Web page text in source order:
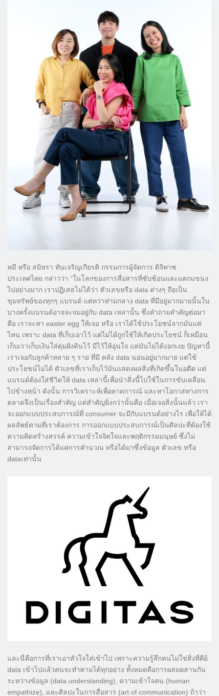
หมี หรือ สมิหรา ทันเจริญเกียรติ กรรมการผู้จัดการ ดิจิทาซ
ประเทศไทย กล่าวว่า “ในโลกของการสื่อสารที่ซับซ้อนและแตกแขนง
ไปอย่างมาก เราปฏิเสธไม่ได้ว่า ตัวเลขหรือ data ต่างๆ ถือเป็น
ขุมทรัพย์ของทุกๆ แบรนด์ แต่ทว่าท่ามกลาง data ที่มีอยู่มากมายนั้นใน
บางครั้งแบรนด์อาจจะจมอยู่กับ data เหล่านั้น ซึ่งคำถามสำคัญต่อมา
คือ เราจะหา easter egg ให้เจอ หรือ เราได้ใช้ประโยชน์จากมันแค่
ไหน เพราะ data ที่เก็บเอาไว้ แต่ไม่ได้ถูกใช้ให้เกิดประโยชน์ ก็เหมือน
เก็บเราเก็บเงินใส่ตุ่มฝังดินไว้ มีไว้ให้อุ่นใจ แต่มันไม่ได้งอกเงย ปัญหานี้
เราเจอกับลูกค้าหลาย ๆ ราย ที่มี คลัง data นอนอยู่มากมาย แต่ใช้
ประโยชน์ไม่ได้ ตัวเลขที่เราเก็บไว้มันแสดงผลสิ่งที่เกิดขึ้นในอดีต แต่
แบรนด์ต้องใส่ชีวิตให้ data เหล่านี้เพื่อนำสิ่งนี้ไปใช้ในการขับเคลื่อน
ไปข้างหน้า ดังนั้น การวิเคราะห์เพื่อคาดการณ์ และหาโอกาสทางการ
ตลาดจึงเป็นเรื่องสำคัญ แต่สำคัญยิ่งกว่านั้นคือ เมื่อเจอสิ่งนั้นแล้ว เรา
จะออกแบบประสบการณ์ที่ consumer จะมีกับแบรนด์อย่างไร เพื่อให้ได้
ผลลัพธ์ตามที่เราต้องการ การออกแบบประสบการณ์เป็นศิลปะที่ต้องใช้
ความคิดสร้างสรรค์ ความเข้าใจจิตใจและพฤติกรรมมนุษย์ ซึ่งไม่
สามารถจัดการได้แค่การคำนวณ หรือได้มาซึ่งข้อมูล ตัวเลข หรือ
dataเท่านั้น
และนี่คือการที่เราเอาหัวใจใส่เข้าไป เพราะความรู้สึกคนไม่ใช่สิ่งที่คีย์
data เข้าไปแล้วคนจะทำตามได้ทุกอย่าง ทั้งหมดคือการผสมผสานกัน
ระหว่างข้อมูล (data understanding), ความเข้าใจคน (human
empathize), และศิลปะในการสื่อสาร (art of communication) ถ้าว่า